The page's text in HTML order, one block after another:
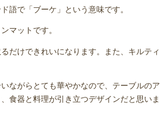
語で「ブーケ」という意味です。
マットです。
だけできれいになります。また、キルティ
ながらとても華やかなので、テーブルのア
食器と料理が引き立つデザインだと思いま